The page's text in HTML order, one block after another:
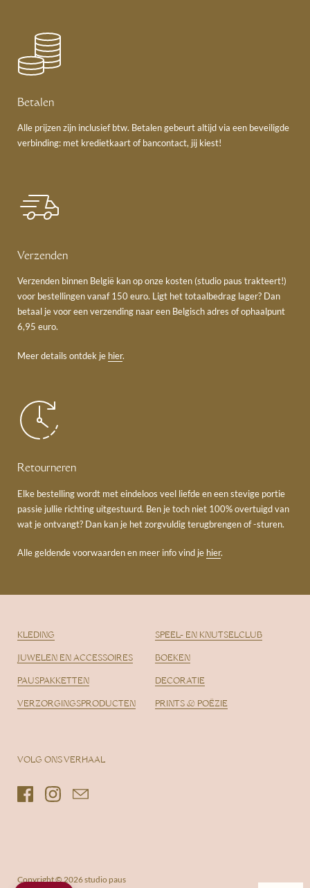
Betalen
Alle prijzen zijn inclusief btw. Betalen gebeurt altijd via een beveiligde
verbinding: met kredietkaart of bancontact, jij kiest!
Verzenden
Verzenden binnen België kan op onze kosten (studio paus trakteert!)
voor bestellingen vanaf 150 euro. Ligt het totaalbedrag lager? Dan
betaal je voor een verzending naar een Belgisch adres of ophaalpunt
6,95 euro.
Meer details ontdek je hier.
Retourneren
Elke bestelling wordt met eindeloos veel liefde en een stevige portie
passie jullie richting uitgestuurd. Ben je toch niet 100% overtuigd van
wat je ontvangt? Dan kan je het zorgvuldig terugbrengen of -sturen.
Alle geldende voorwaarden en meer info vind je hier.
KLEDING
JUWELEN EN ACCESSOIRES
PAUSPAKKETTEN
VERZORGINGSPRODUCTEN
SPEEL- EN KNUTSELCLUB
BOEKEN
DECORATIE
PRINTS & POËZIE
VOLG ONS VERHAAL
FacebookInstagramEmail
Copyright © 2026studio paus